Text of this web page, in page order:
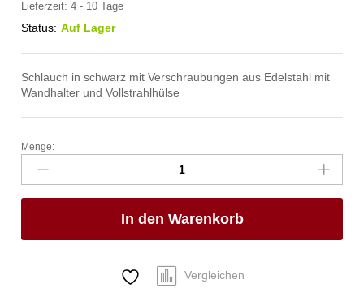
Lieferzeit:4 - 10 Tage
Status: Auf Lager
Schlauch in schwarz mit Verschraubungen aus Edelstahl mit
Wandhalter und Vollstrahlhülse
spa
Kneipp'sche
Garnitur
3/4"
27mm
Menge:
In den Warenkorb
Vergleichen